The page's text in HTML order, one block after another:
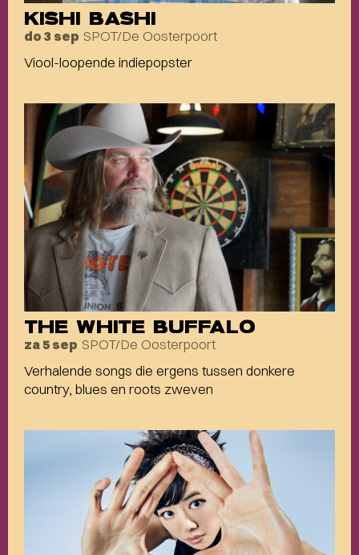
KISHI BASHI
do 3 sep SPOT/De Oosterpoort
Viool-loopende indiepopster
THE WHITE BUFFALO
za 5 sep SPOT/De Oosterpoort
Verhalende songs die ergens tussen donkere
country, blues en roots zweven